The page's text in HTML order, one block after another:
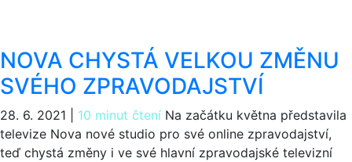
NOVA CHYSTÁ VELKOU ZMĚNU
SVÉHO ZPRAVODAJSTVÍ
28. 6. 2021 10 minut čtení Na začátku května představila
televize Nova nové studio pro své online zpravodajství,
teď chystá změny i ve své hlavní zpravodajské televizní